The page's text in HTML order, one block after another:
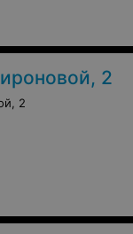
2
2